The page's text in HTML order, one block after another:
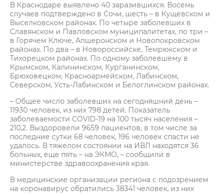
В Краснодаре выявлено 40 заразившихся. Восемь
случаев подтверждено в Сочи, шесть – в Кущевском и
Выселковском районах. По четыре заболевших в
Славянском и Павловском муниципалитетах, по три –
в Горячем Ключе, Апшеронском и Новопокровском
районах. По два – в Новороссийске, Темрюкском и
Тихорецком районах. По одному заболевшему в
Крымском, Калининском, Курганинском,
Брюховецком, Красноармейском, Лабинском,
Северском, Усть-Лабинском и Белоглинском районах.
– Общее число заболевших на сегодняшний день –
11930 человек, из них 798 детей. Показатель
заболеваемости COVID-19 на 100 тысяч населения –
210,2. Выздоровели 9659 пациентов, в том числе за
последние сутки 68 человек, 196 человек спасти не
удалось. В тяжелом состоянии на ИВЛ находятся 36
больных, еще пять – на ЭКМО, – сообщили в
министерстве здравоохранения края.
В медицинские организации региона с подозрением
на коронавирус обратились 38341 человек, из них